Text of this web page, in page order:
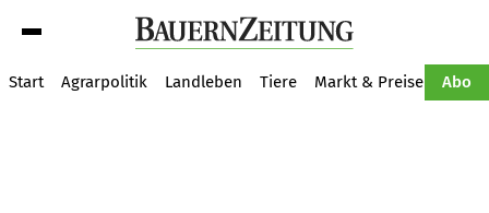
Start Agrarpolitik Landleben Tiere Markt & Preise Abo